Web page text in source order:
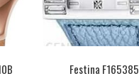
Festina F165385